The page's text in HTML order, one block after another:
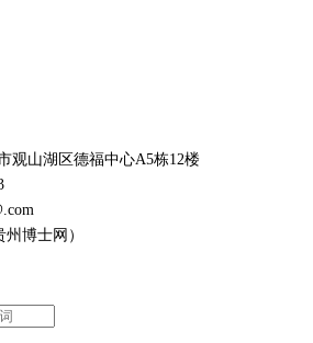
湖区德福中心A5栋12楼
博士网）